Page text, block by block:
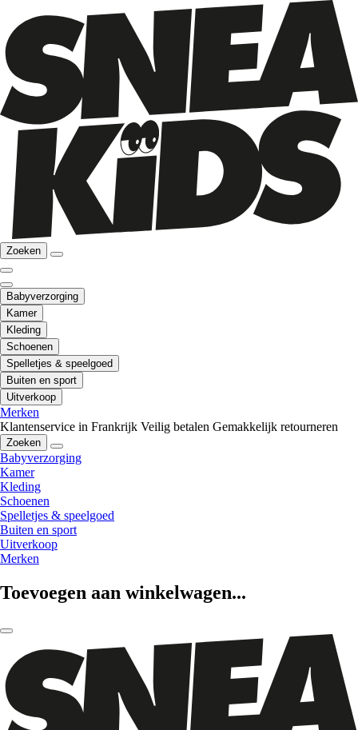
Zoeken
Babyverzorging
Kamer
Kleding
Schoenen
Spelletjes & speelgoed
Buiten en sport
Uitverkoop
Merken
Klantenservice in Frankrijk Veilig betalen Gemakkelijk retourneren
Zoeken
Babyverzorging
Kamer
Kleding
Schoenen
Spelletjes & speelgoed
Buiten en sport
Uitverkoop
Merken
Toevoegen aan winkelwagen...